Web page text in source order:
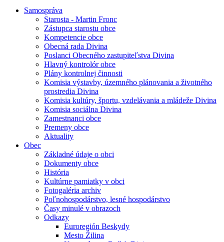
Samospráva
Starosta - Martin Fronc
Zástupca starostu obce
Kompetencie obce
Obecná rada Divina
Poslanci Obecného zastupiteľstva Divina
Hlavný kontrolór obce
Plány kontrolnej činnosti
Komisia výstavby, územného plánovania a životného
prostredia Divina
Komisia kultúry, športu, vzdelávania a mládeže Divina
Komisia sociálna Divina
Zamestnanci obce
Premeny obce
Aktuality
Obec
Základné údaje o obci
Dokumenty obce
História
Kultúrne pamiatky v obci
Fotogaléria archiv
Poľnohospodárstvo, lesné hospodárstvo
Časy minulé v obrazoch
Odkazy
Euroregión Beskydy
Mesto Źilina